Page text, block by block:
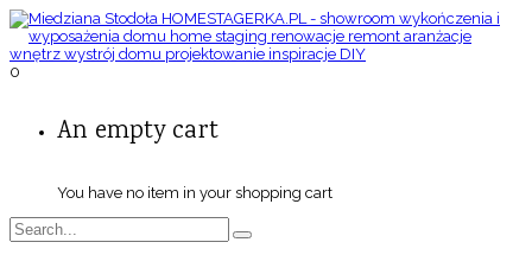
0
An empty cart
You have no item in your shopping cart